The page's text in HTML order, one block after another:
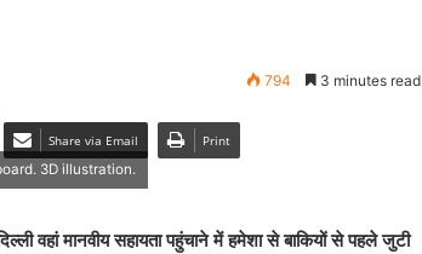
794 3 minutes read
Share via Email
Print
3D illustration.
वहां मानवीय सहायता पहुंचाने में हमेशा से बाकियों से पहले जुटी